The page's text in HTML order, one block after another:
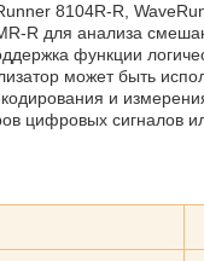
8104R-R,
R для анализа
функции
может быть
и
цифровых сигналов